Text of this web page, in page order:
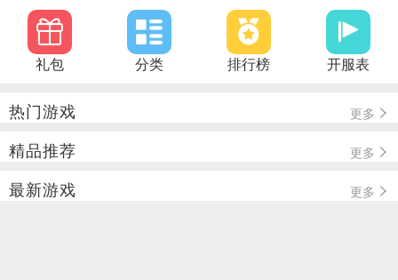
礼包 分类 排行榜 开服表
热门游戏 更多
精品推荐 更多
最新游戏 更多